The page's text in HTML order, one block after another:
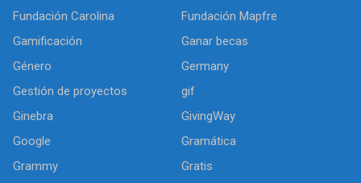
Fundación Carolina
Fundación Mapfre
Gamificación
Ganar becas
Género
Germany
Gestión de proyectos
gif
Ginebra
GivingWay
Google
Gramática
Grammy
Gratis